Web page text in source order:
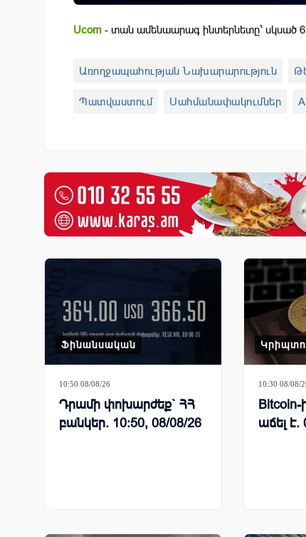
Ucom - տան ամենաարագ ինտերնետը՝ սկսած
Առողջապահության Նախարարություն
Պատվաստում Սահմանափակումներ
Ֆինանսական
10:50 08/08/26
Դրամի փոխարժեք` ՀՀ
բանկեր. 10:50, 08/08/26
Կրիպտո
10:30 08/08/
աճել է.